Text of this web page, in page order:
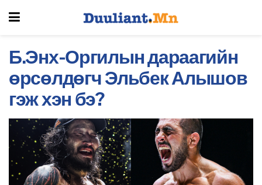
Б.Энх-Оргилын дараагийн
өрсөлдөгч Эльбек Алышов
гэж хэн бэ?